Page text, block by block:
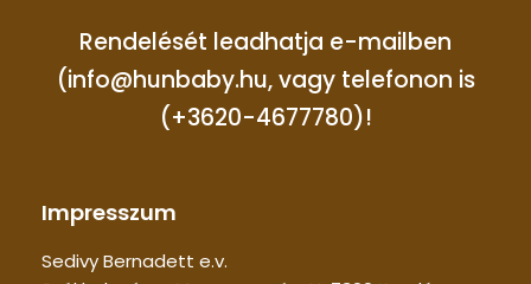
Rendelését leadhatja e-mailben
(info@hunbaby.hu, vagy telefonon is
(+3620-4677780)!
Impresszum
Sedivy Bernadett e.v.